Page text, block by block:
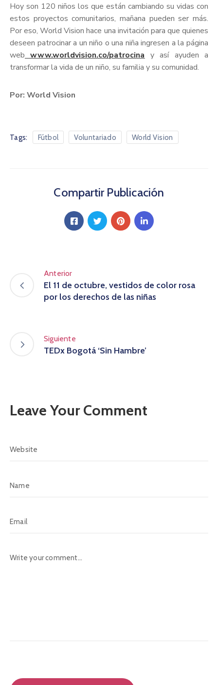
Hoy son 120 niños los que están cambiando su vidas con
estos proyectos comunitarios, mañana pueden ser más.
Por eso, World Vision hace una invitación para que quienes
deseen patrocinar a un niño o una niña ingresen a la página
web www.worldvision.co/patrocina y así ayuden a
transformar la vida de un niño, su familia y su comunidad.
Por: World Vision
Tags: Fútbol Voluntariado World Vision
Compartir Publicación
Anterior
El 11 de octubre, vestidos de color rosa
por los derechos de las niñas
Siguiente
TEDx Bogotá ‘Sin Hambre’
Leave Your Comment